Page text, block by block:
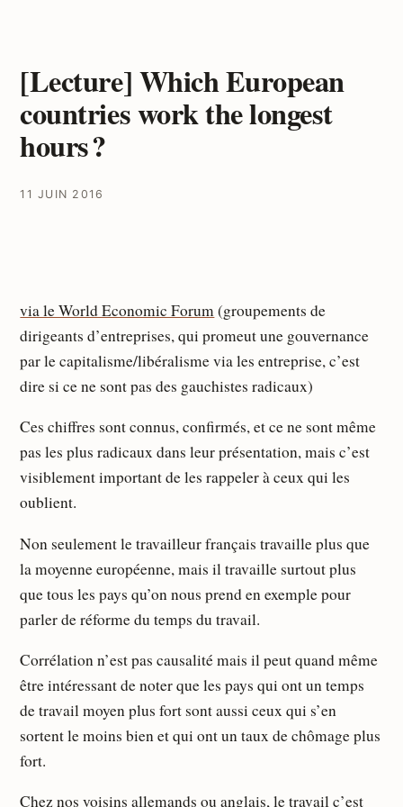
[Lecture] Which European
countries work the longest
hours ?
11 JUIN 2016
via le World Economic Forum(groupements de
dirigeants d’entreprises, qui promeut une gouvernance
par le capitalisme/libéralisme via les entreprise, c’est
dire si ce ne sont pas des gauchistes radicaux)
Ces chiffres sont connus, confirmés, et ce ne sont même
pas les plus radicaux dans leur présentation, mais c’est
visiblement important de les rappeler à ceux qui les
oublient.
Non seulement le travailleur français travaille plus que
la moyenne européenne, mais il travaille surtout plus
que tous les pays qu’on nous prend en exemple pour
parler de réforme du temps du travail.
Corrélation n’est pas causalité mais il peut quand même
être intéressant de noter que les pays qui ont un temps
de travail moyen plus fort sont aussi ceux qui s’en
sortent le moins bien et qui ont un taux de chômage plus
fort.
Chez nos voisins allemands ou anglais, le travail c’est